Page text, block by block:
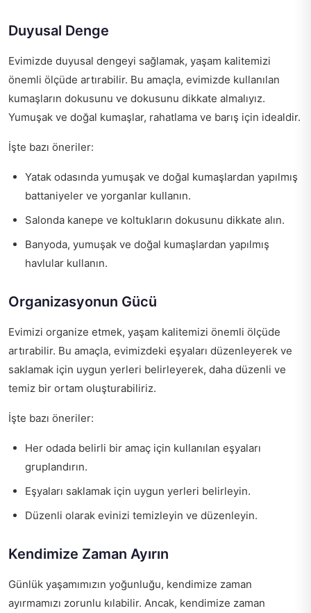
Duyusal Denge
Evimizde duyusal dengeyi sağlamak, yaşam kalitemizi
önemli ölçüde artırabilir. Bu amaçla, evimizde kullanılan
kumaşların dokusunu ve dokusunu dikkate almalıyız.
Yumuşak ve doğal kumaşlar, rahatlama ve barış için idealdir.
İşte bazı öneriler:
Yatak odasında yumuşak ve doğal kumaşlardan yapılmış
battaniyeler ve yorganlar kullanın.
Salonda kanepe ve koltukların dokusunu dikkate alın.
Banyoda, yumuşak ve doğal kumaşlardan yapılmış
havlular kullanın.
Organizasyonun Gücü
Evimizi organize etmek, yaşam kalitemizi önemli ölçüde
artırabilir. Bu amaçla, evimizdeki eşyaları düzenleyerek ve
saklamak için uygun yerleri belirleyerek, daha düzenli ve
temiz bir ortam oluşturabiliriz.
İşte bazı öneriler:
Her odada belirli bir amaç için kullanılan eşyaları
gruplandırın.
Eşyaları saklamak için uygun yerleri belirleyin.
Düzenli olarak evinizi temizleyin ve düzenleyin.
Kendimize Zaman Ayırın
Günlük yaşamımızın yoğunluğu, kendimize zaman
ayırmamızı zorunlu kılabilir. Ancak, kendimize zaman